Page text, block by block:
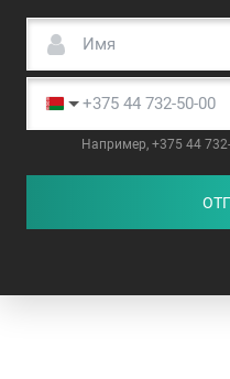
Например, +375 44